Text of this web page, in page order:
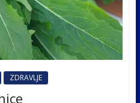
ZDRAVLJE